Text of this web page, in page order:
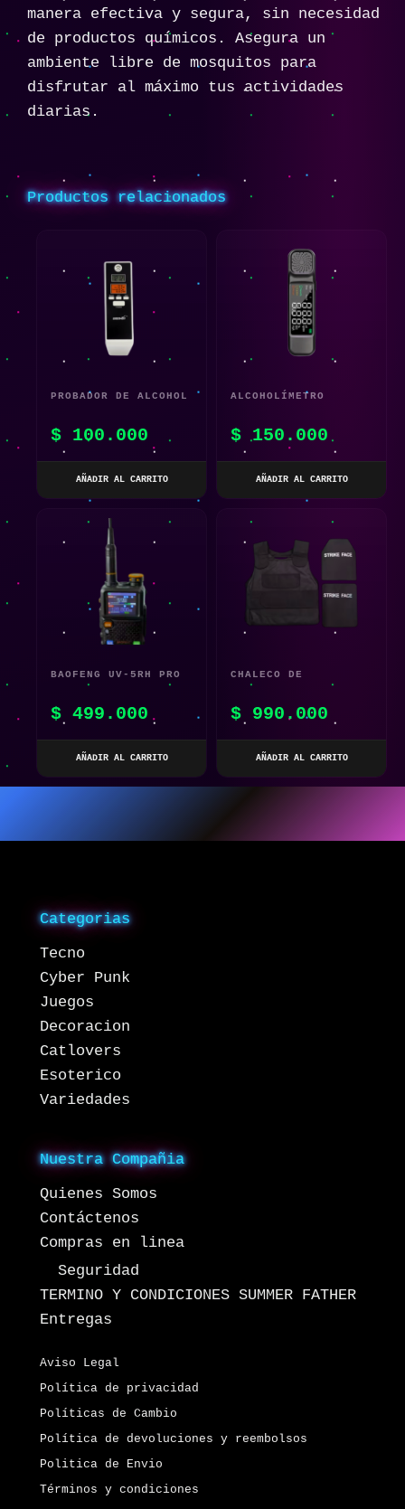
manera efectiva y segura, sin necesidad
de productos químicos. Asegura un
ambiente libre de mosquitos para
disfrutar al máximo tus actividades
diarias.
Productos relacionados
PROBADOR DE ALCOHOL
DOBLE PANTALLA LCD
$ 100.000
AÑADIR AL CARRITO
ALCOHOLÍMETRO
AM03 – MEDICIÓN SIN
$ 150.000
AÑADIR AL CARRITO
BAOFENG UV-5RH PRO
MULTIBANDA | 640
$ 499.000
AÑADIR AL CARRITO
CHALECO DE
NIJIIIA
$ 990.000
AÑADIR AL CARRITO
Categorias
Tecno
Cyber Punk
Juegos
Decoracion
Catlovers
Esoterico
Variedades
Nuestra Compañia
Quienes Somos
Contáctenos
Compras en linea
Seguridad
TERMINO Y CONDICIONES SUMMER FATHER
Entregas
Aviso Legal
Política de privacidad
Políticas de Cambio
Política de devoluciones y reembolsos
Politica de Envio
Términos y condiciones